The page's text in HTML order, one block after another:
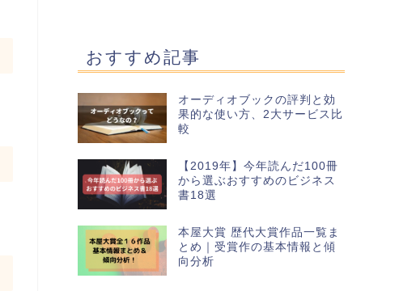
おすすめ記事
オーディオブックの評判と効
果的な使い方、2大サービス比
較
【2019年】今年読んだ100冊
から選ぶおすすめのビジネス
書18選
本屋大賞 歴代大賞作品一覧ま
とめ｜受賞作の基本情報と傾
向分析